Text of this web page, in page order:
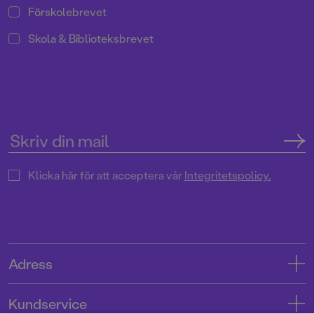
Förskolebrevet
Skola & Biblioteksbrevet
Klicka här för att acceptera vårIntegritetspolicy.
Adress
Kundservice